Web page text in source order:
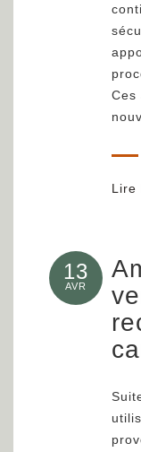
Ces
Lire
13
AVR